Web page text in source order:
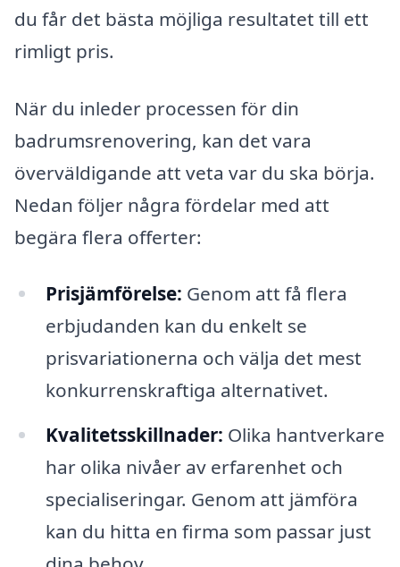
du får det bästa möjliga resultatet till ett
rimligt pris.
När du inleder processen för din
badrumsrenovering, kan det vara
överväldigande att veta var du ska börja.
Nedan följer några fördelar med att
begära flera offerter:
Prisjämförelse: Genom att få flera
erbjudanden kan du enkelt se
prisvariationerna och välja det mest
konkurrenskraftiga alternativet.
Kvalitetsskillnader: Olika hantverkare
har olika nivåer av erfarenhet och
specialiseringar. Genom att jämföra
kan du hitta en firma som passar just